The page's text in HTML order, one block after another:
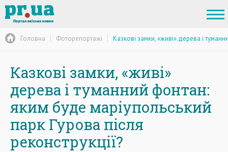
Головна Фоторепортажі Казкові замки, «живі» дерева і
Казкові замки, «живі»
дерева і туманний фонтан:
яким буде маріупольський
парк Гурова після
реконструкції?